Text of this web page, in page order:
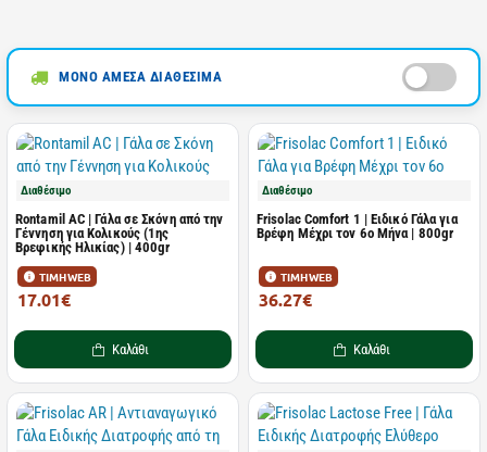
ΜΟΝΟ ΑΜΕΣΑ ΔΙΑΘΕΣΙΜΑ
Διαθέσιμο
Rontamil AC | Γάλα σε Σκόνη από την
Γέννηση για Κολικούς (1ης
Βρεφικής Ηλικίας) | 400gr
ΤΙΜΗ WEB
17.01€
Καλάθι
Διαθέσιμο
Frisolac Comfort 1 | Ειδικό Γάλα για
Βρέφη Μέχρι τον 6ο Μήνα | 800gr
ΤΙΜΗ WEB
36.27€
Καλάθι